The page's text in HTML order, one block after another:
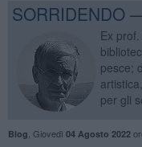
SORRIDENDO
Ex
pesce;
per gli
Blog Giovedì 04 Agosto 2022